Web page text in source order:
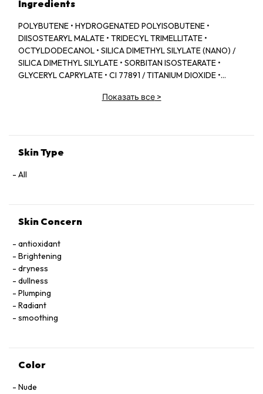
Ingredients
POLYBUTENE • HYDROGENATED POLYISOBUTENE •
DIISOSTEARYL MALATE • TRIDECYL TRIMELLITATE •
OCTYLDODECANOL • SILICA DIMETHYL SILYLATE (NANO) /
SILICA DIMETHYL SILYLATE • SORBITAN ISOSTEARATE •
GLYCERYL CAPRYLATE • CI 77891 / TITANIUM DIOXIDE •
METHYL NICOTINATE • TOCOPHERYL ACETATE • CI 77492 /
ROOT OIL • CANOLA OIL • CAPSICUM FRUTESCENS FRUIT
TRIGLYCERIDE • COLOPHONIUM / ROSIN / COLOPHANE •
Показать все>
Skin Type
All
Skin Concern
antioxidant
Brightening
dryness
dullness
Plumping
Radiant
smoothing
Color
Nude